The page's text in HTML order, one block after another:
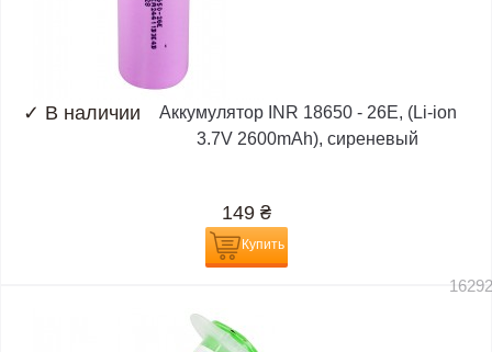
✓ В наличии
Аккумулятор INR 18650 - 26E, (Li-ion
3.7V 2600mAh), сиреневый
149 ₴
Купить